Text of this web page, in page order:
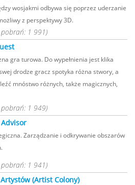
wosjakmi odbywa się poprzez uderzanie
z perspektywy 3D.
1 991)
gra turowa. Do wypełnienia jest klika
drodze gracz spotyka różna stwory, a
mnóstwo różnych, także magicznych,
1 949)
Zarządzanie i odkrywanie obszarów
1 941)
(Artist Colony)